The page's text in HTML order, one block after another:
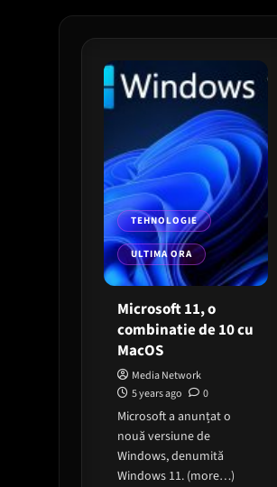
TEHNOLOGIE
ULTIMA ORA
Microsoft 11, o
combinatie de 10 cu
MacOS
Media Network
5 years ago
0
Microsoft a anunțat o
nouă versiune de
Windows, denumită
Windows 11. (more…)